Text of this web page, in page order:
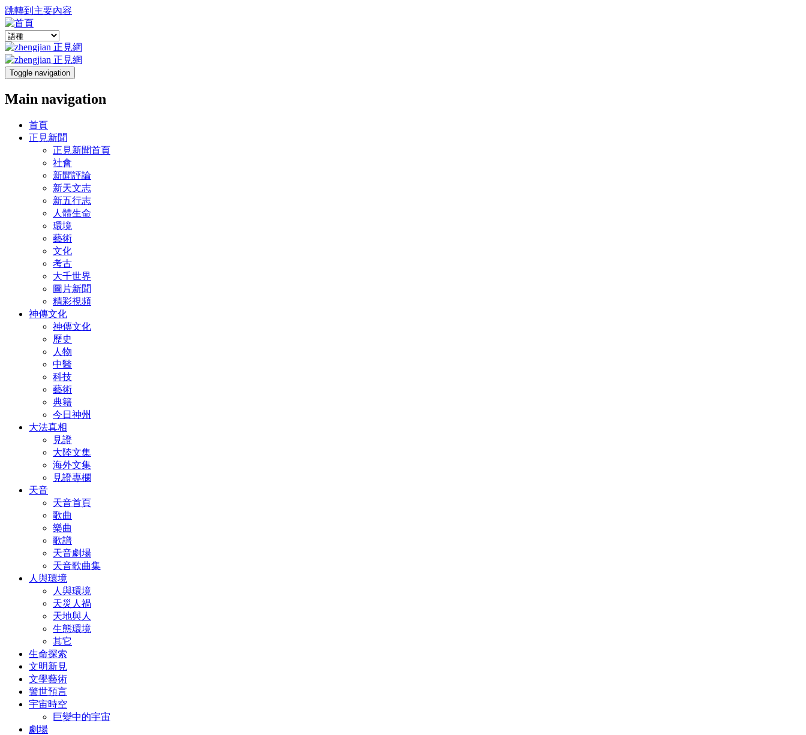
跳轉到主要內容
Toggle navigation
Main navigation
首頁
正見新聞
正見新聞首頁
社會
新聞評論
新天文志
新五行志
人體生命
環境
藝術
文化
考古
大千世界
圖片新聞
精彩視頻
神傳文化
神傳文化
歷史
人物
中醫
科技
藝術
典籍
今日神州
大法真相
見證
大陸文集
海外文集
見證專欄
天音
天音首頁
歌曲
樂曲
歌譜
天音劇場
天音歌曲集
人與環境
人與環境
天災人禍
天地與人
生態環境
其它
生命探索
文明新見
文學藝術
警世預言
宇宙時空
巨變中的宇宙
劇場